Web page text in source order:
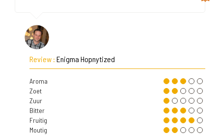
Review : Enigma Hopnytized
Aroma
Zoet
Zuur
Bitter
Fruitig
Moutig